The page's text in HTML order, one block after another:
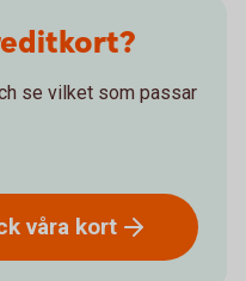
se vilket som passar
våra kort